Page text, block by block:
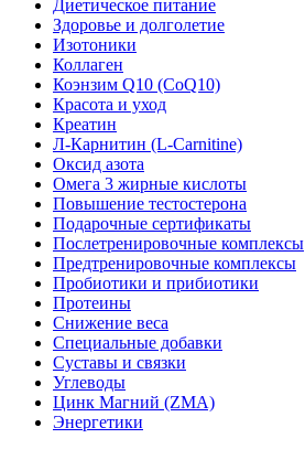
Диетическое питание
Здоровье и долголетие
Изотоники
Коллаген
Коэнзим Q10 (CoQ10)
Красота и уход
Креатин
Л-Карнитин (L-Сarnitine)
Оксид азота
Омега 3 жирные кислоты
Повышение тестостерона
Подарочные сертификаты
Послетренировочные комплексы
Предтренировочные комплексы
Пробиотики и прибиотики
Протеины
Снижение веса
Специальные добавки
Суставы и связки
Углеводы
Цинк Магний (ZMA)
Энергетики